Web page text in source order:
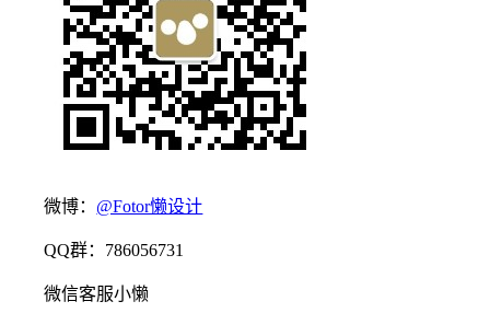
微博： @Fotor懒设计
QQ群：786056731
微信客服小懒